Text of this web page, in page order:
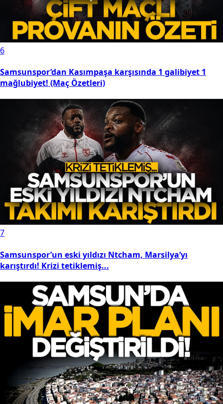
6
Samsunspor’dan Kasımpaşa karşısında 1 galibiyet 1
mağlubiyet! (Maç Özetleri)
7
Samsunspor’un eski yıldızı Ntcham, Marsilya’yı
karıştırdı! Krizi tetiklemiş...